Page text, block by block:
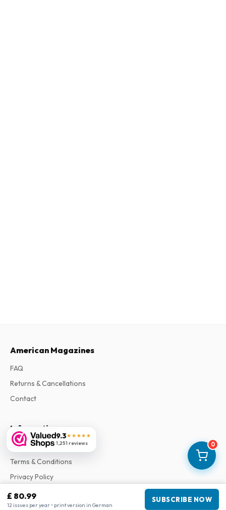
0
£ 80.99
12 issues per year • print version in German
SUBSCRIBE NOW
9.3★★★★★
1,251 reviews
American Magazines
FAQ
Returns & Cancellations
Contact
Information
About Us
Terms & Conditions
Privacy Policy
Complaints